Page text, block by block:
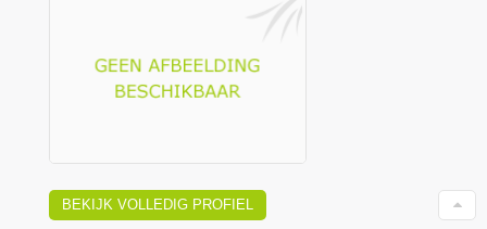
BEKIJK VOLLEDIG PROFIEL